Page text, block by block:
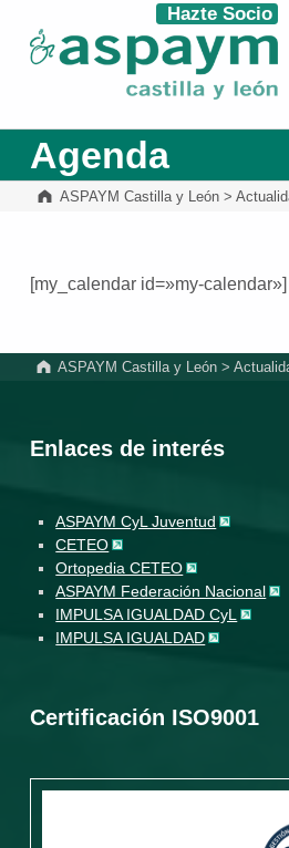
ASPAYM Castilla y León
Hazte Socio
Agenda
ASPAYM Castilla y León>
[my_calendar id=»my-calendar»]
ASPAYM Castilla y León >
Enlaces de interés
ASPAYM CyL Juventud
CETEO
Ortopedia CETEO
ASPAYM Federación Nacional
IMPULSA IGUALDAD CyL
IMPULSA IGUALDAD
Certificación ISO9001